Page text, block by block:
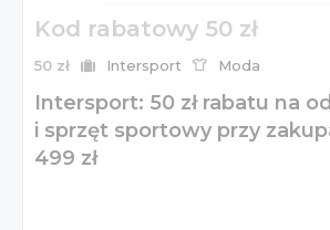
Kod rabatowy 50 zł
50 zł Intersport Moda
Intersport: 50 zł rabatu na
i sprzęt sportowy przy
499 zł